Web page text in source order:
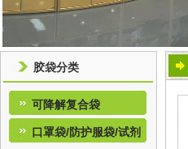
胶袋分类
可降解复合袋
口罩袋/防护服袋/试剂